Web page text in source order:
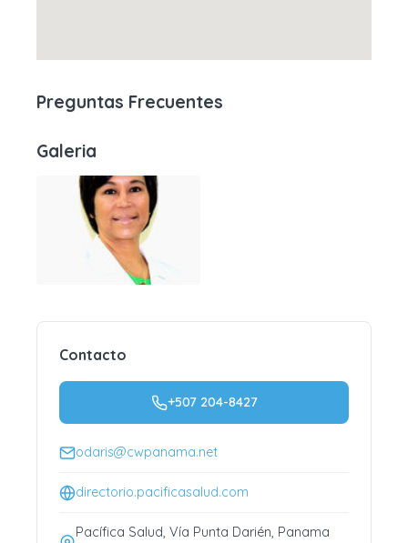
Preguntas Frecuentes
Galeria
Contacto
+507 204-8427
odaris@cwpanama.net
directorio.pacificasalud.com
Pacífica Salud, Vía Punta Darién, Panama